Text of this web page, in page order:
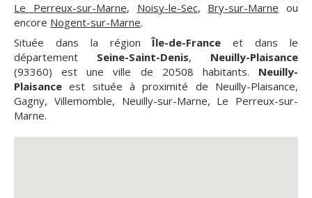
Le Perreux-sur-Marne, Noisy-le-Sec, Bry-sur-Marne ou
encore Nogent-sur-Marne.
Située dans la régionÎle-de-France et dans le
département Seine-Saint-Denis, Neuilly-Plaisance
(93360) est une ville de 20508 habitants. Neuilly-
Plaisance est située à proximité de Neuilly-Plaisance,
Gagny, Villemomble, Neuilly-sur-Marne, Le Perreux-sur-
Marne.